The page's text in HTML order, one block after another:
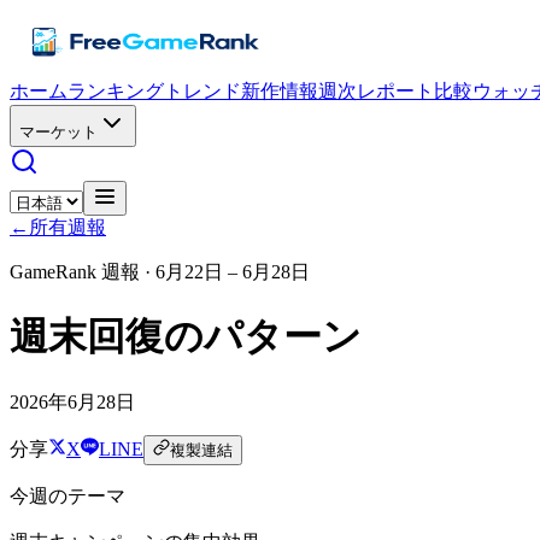
ホームランキング トレンド新作情報週次レポート 比較ウォッ
マーケット
← 所有週報
GameRank 週報 · 6月22日 – 6月28日
週末回復のパターン
2026年6月28日
分享 X LINE 複製連結
今週のテーマ